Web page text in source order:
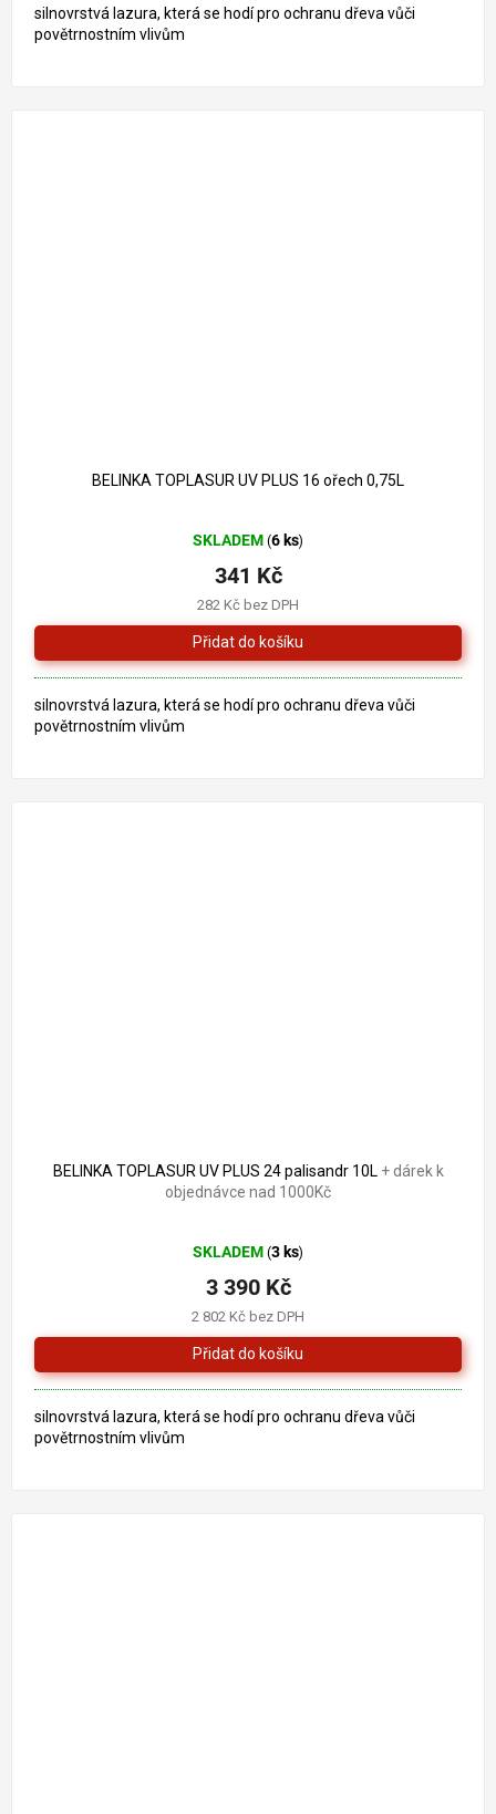
silnovrstvá lazura, která se hodí pro ochranu dřeva vůči
povětrnostním vlivům
BELINKA TOPLASUR UV PLUS 16 ořech 0,75L
hodnocení
produktu
je
5,0
z
5
hvězdiček.
SKLADEM (6 ks)
282 Kč bez DPH
341 Kč
silnovrstvá lazura, která se hodí pro ochranu dřeva vůči
povětrnostním vlivům
BELINKA TOPLASUR UV PLUS 24 palisandr 10L + dárek k
objednávce nad 1000Kč
hodnocení
produktu
je
5,0
z
5
hvězdiček.
SKLADEM (3 ks)
2 802 Kč bez DPH
3 390 Kč
silnovrstvá lazura, která se hodí pro ochranu dřeva vůči
povětrnostním vlivům